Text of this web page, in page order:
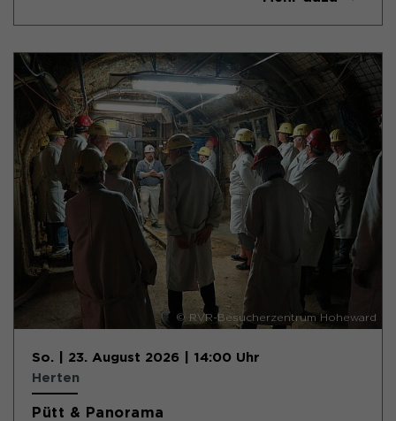
© RVR-Besucherzentrum Hoheward
So. | 23. August 2026 | 14:00 Uhr
Herten
Pütt & Panorama